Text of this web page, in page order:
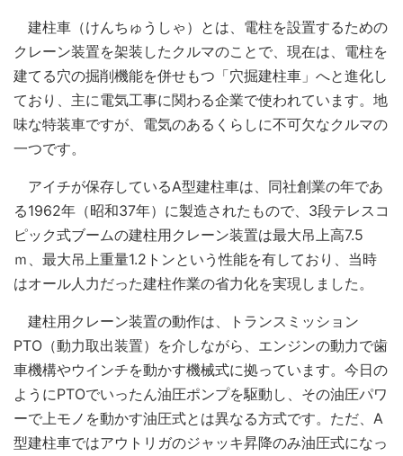
建柱車（けんちゅうしゃ）とは、電柱を設置するための
クレーン装置を架装したクルマのことで、現在は、電柱を
建てる穴の掘削機能を併せもつ「穴掘建柱車」へと進化し
ており、主に電気工事に関わる企業で使われています。地
味な特装車ですが、電気のあるくらしに不可欠なクルマの
一つです。
アイチが保存しているA型建柱車は、同社創業の年であ
る1962年（昭和37年）に製造されたもので、3段テレスコ
ピック式ブームの建柱用クレーン装置は最大吊上高7.5
ｍ、最大吊上重量1.2トンという性能を有しており、当時
はオール人力だった建柱作業の省力化を実現しました。
建柱用クレーン装置の動作は、トランスミッション
PTO（動力取出装置）を介しながら、エンジンの動力で歯
車機構やウインチを動かす機械式に拠っています。今日の
ようにPTOでいったん油圧ポンプを駆動し、その油圧パワ
ーで上モノを動かす油圧式とは異なる方式です。ただ、A
型建柱車ではアウトリガのジャッキ昇降のみ油圧式になっ